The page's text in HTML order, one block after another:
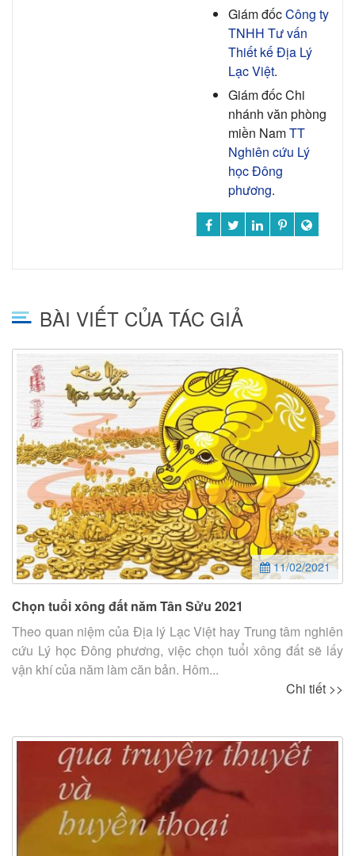
Giám đốcCông ty
TNHH Tư vấn
Thiết kế Địa Lý
Lạc Việt.
Giám đốc Chi
nhánh văn phòng
miền NamTT
Nghiên cứu Lý
học Đông
phương.
BÀI VIẾT CỦA TÁC GIẢ
11/02/2021
Chọn tuổi xông đất năm Tân Sửu 2021
Theo quan niệm của Địa lý Lạc Việt hay Trung tâm nghiên
cứu Lý học Đông phương, việc chọn tuổi xông đất sẽ lấy
vận khí của năm làm căn bản. Hôm...
Chi tiết >>